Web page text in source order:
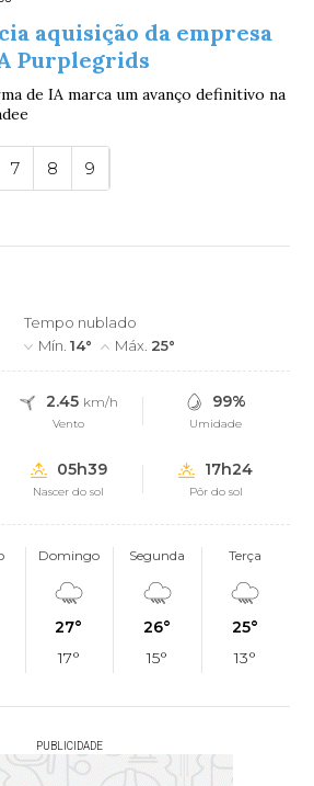
aquisição da empresa
Purplegrids
de IA marca um avanço definitivo na
7 8 9
Tempo nublado
Mín.14° Máx. 25°
2.45 km/h
Vento
99%
Umidade
05h39
Nascer do sol
17h24
Pôr do sol
Domingo
27°
17°
Segunda
26°
15°
Terça
25°
13°
PUBLICIDADE